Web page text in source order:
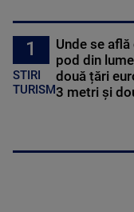
1
STIRI
TURISM
Unde se
pod din
două țări
3 metri și